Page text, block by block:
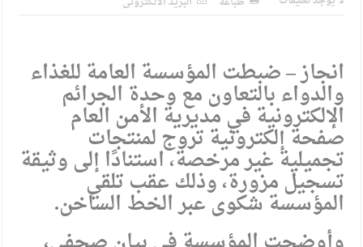
انجاز – ضبطت المؤسسة العامة للغذاء
والدواء بالتعاون مع وحدة الجرائم
الإلكترونية في مديرية الأمن العام
صفحة إلكترونية تروج لمنتجات
تجميلية غير مرخصة، استنادًا إلى وثيقة
تسجيل مزورة، وذلك عقب تلقي
المؤسسة شكوى عبر الخط الساخن.